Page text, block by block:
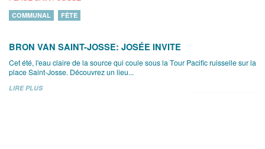
COMMUNAL FÊTE
BRON VAN SAINT-JOSSE: JOSÉE INVITE
Cet été, l'eau claire de la source qui coule sous la Tour Pacific ruisselle sur la
place Saint-Josse. Découvrez un lieu...
LIRE PLUS